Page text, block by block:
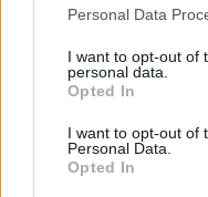
Personal Data
I want to opt-out of
personal data.
Opted In
I want to opt-out of
Personal Data.
Opted In
CH-
Lexmark